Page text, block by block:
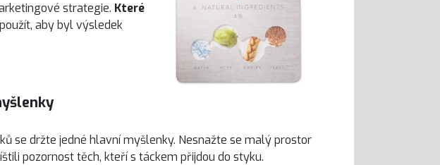
strategie. Které
aby byl výsledek
se držte jedné hlavní myšlenky. Nesnažte se malý prostor
pozornost těch, kteří s táckem přijdou do styku.